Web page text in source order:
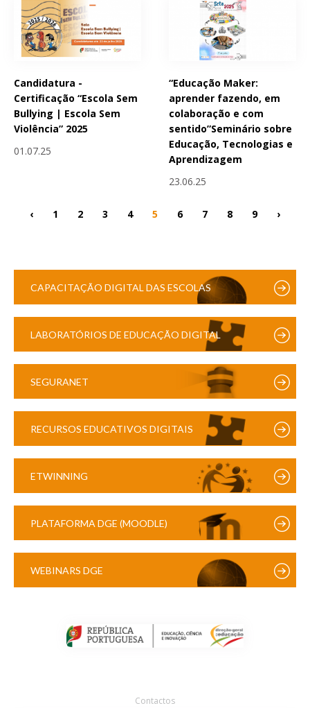
Candidatura -
Certificação “Escola Sem
Bullying | Escola Sem
Violência” 2025
01.07.25
“Educação Maker:
aprender fazendo, em
colaboração e com
sentido”Seminário sobre
Educação, Tecnologias e
Aprendizagem
23.06.25
‹ 1 2 3 4 5 6 7 8 9 ›
CAPACITAÇÃO DIGITAL DAS ESCOLAS
LABORATÓRIOS DE EDUCAÇÃO DIGITAL
SEGURANET
RECURSOS EDUCATIVOS DIGITAIS
ETWINNING
PLATAFORMA DGE (MOODLE)
WEBINARS DGE
Contactos